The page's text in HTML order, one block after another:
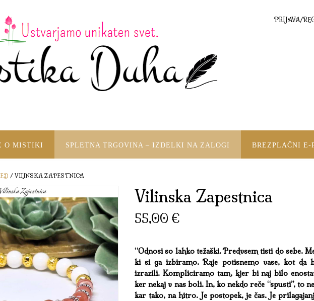
PRIJAVA/
O MISTIKI SPLETNA TRGOVINA – IZDELKI NA ZALOGI BREZPLAČNI E-
/ VILINSKA ZAPESTNICA
Vilinska Zapestnica
55,00 €
“Odnosi so lahko težaški. Predvsem tisti do sebe.
ki si ga izbiramo. Raje potisnemo vase, kot da
izrazili. Kompliciramo tam, kjer bi naj bilo
ker nekaj v nas boli. In, ko nekdo reče “spusti”, to
kar tako, na hitro. Je postopek, je čas. Je